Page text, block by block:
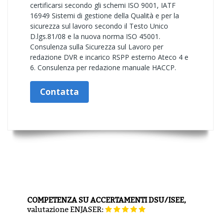
certificarsi secondo gli schemi ISO 9001, IATF
16949 Sistemi di gestione della Qualità e per la
sicurezza sul lavoro secondo il Testo Unico
D.lgs.81/08 e la nuova norma ISO 45001.
Consulenza sulla Sicurezza sul Lavoro per
redazione DVR e incarico RSPP esterno Ateco 4 e
6. Consulenza per redazione manuale HACCP.
Contatta
COMPETENZA SU ACCERTAMENTI DSU/ISEE,
valutazioneENJASER: